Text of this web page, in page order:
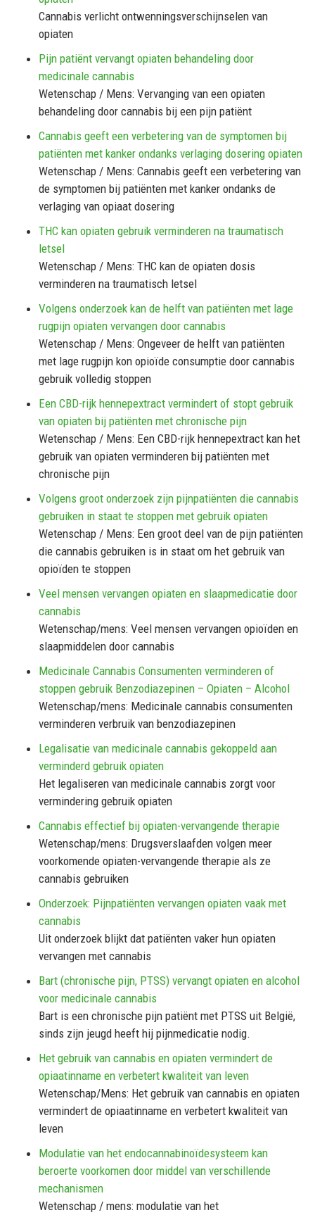
Cannabis verlicht ontwenningsverschijnselen van
opiaten
Pijn patiënt vervangt opiaten behandeling door
medicinale cannabis
Wetenschap / Mens: Vervanging van een opiaten
behandeling door cannabis bij een pijn patiënt
Cannabis geeft een verbetering van de symptomen bij
patiënten met kanker ondanks verlaging dosering opiaten
Wetenschap / Mens: Cannabis geeft een verbetering van
de symptomen bij patiënten met kanker ondanks de
verlaging van opiaat dosering
THC kan opiaten gebruik verminderen na traumatisch
letsel
Wetenschap / Mens: THC kan de opiaten dosis
verminderen na traumatisch letsel
Volgens onderzoek kan de helft van patiënten met lage
rugpijn opiaten vervangen door cannabis
Wetenschap / Mens: Ongeveer de helft van patiënten
met lage rugpijn kon opioïde consumptie door cannabis
gebruik volledig stoppen
Een CBD-rijk hennepextract vermindert of stopt gebruik
van opiaten bij patiënten met chronische pijn
Wetenschap / Mens: Een CBD-rijk hennepextract kan het
gebruik van opiaten verminderen bij patiënten met
chronische pijn
Volgens groot onderzoek zijn pijnpatiënten die cannabis
gebruiken in staat te stoppen met gebruik opiaten
Wetenschap / Mens: Een groot deel van de pijn patiënten
die cannabis gebruiken is in staat om het gebruik van
opioïden te stoppen
Veel mensen vervangen opiaten en slaapmedicatie door
cannabis
Wetenschap/mens: Veel mensen vervangen opioïden en
slaapmiddelen door cannabis
Medicinale Cannabis Consumenten verminderen of
stoppen gebruik Benzodiazepinen – Opiaten – Alcohol
Wetenschap/mens: Medicinale cannabis consumenten
verminderen verbruik van benzodiazepinen
Legalisatie van medicinale cannabis gekoppeld aan
verminderd gebruik opiaten
Het legaliseren van medicinale cannabis zorgt voor
vermindering gebruik opiaten
Cannabis effectief bij opiaten-vervangende therapie
Wetenschap/mens: Drugsverslaafden volgen meer
voorkomende opiaten-vervangende therapie als ze
cannabis gebruiken
Onderzoek: Pijnpatiënten vervangen opiaten vaak met
cannabis
Uit onderzoek blijkt dat patiënten vaker hun opiaten
vervangen met cannabis
Bart (chronische pijn, PTSS) vervangt opiaten en alcohol
voor medicinale cannabis
Bart is een chronische pijn patiënt met PTSS uit België,
sinds zijn jeugd heeft hij pijnmedicatie nodig.
Het gebruik van cannabis en opiaten vermindert de
opiaatinname en verbetert kwaliteit van leven
Wetenschap/Mens: Het gebruik van cannabis en opiaten
vermindert de opiaatinname en verbetert kwaliteit van
leven
Modulatie van het endocannabinoïdesysteem kan
beroerte voorkomen door middel van verschillende
mechanismen
Wetenschap / mens: modulatie van het